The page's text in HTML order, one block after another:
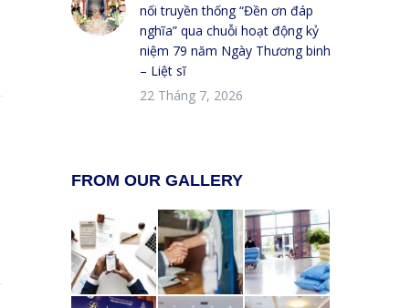
nối truyền thống “Đền ơn đáp
nghĩa” qua chuỗi hoạt động kỷ
niệm 79 năm Ngày Thương binh
– Liệt sĩ
22 Tháng 7, 2026
FROM OUR GALLERY